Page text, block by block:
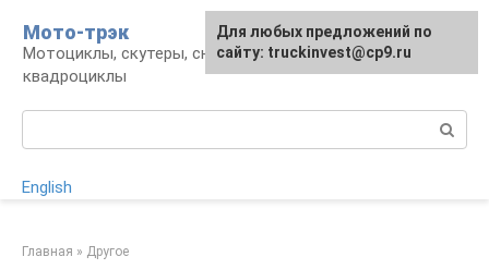
контенту
Мото-трэк
Мотоциклы, скутеры, снегоходы,
квадроциклы
English
Главная » Другое
Для любых предложений по
сайту: truckinvest@cp9.ru